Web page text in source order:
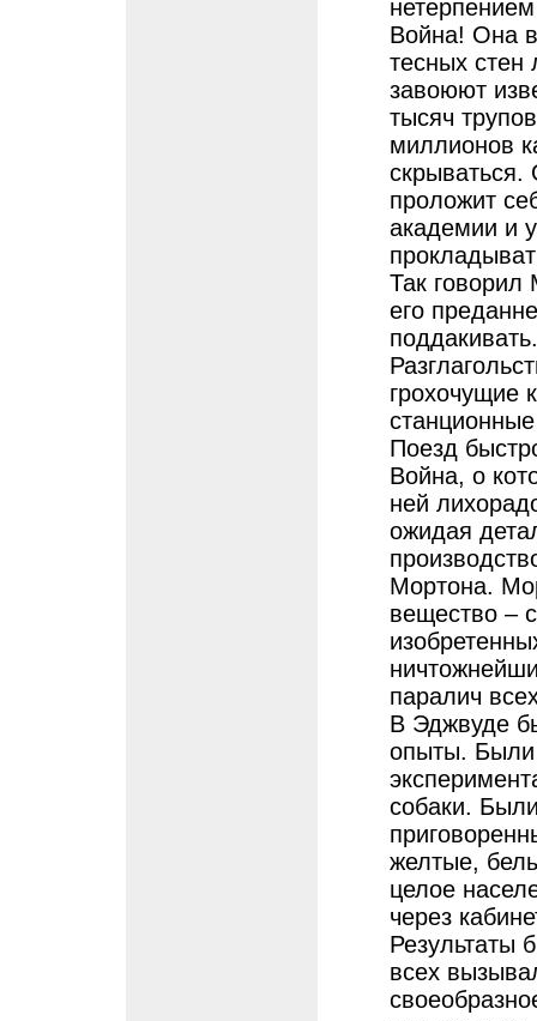
Война! Она
тесных стен
завоюют
тысяч
миллионов
проложит
академии и
Так говорил
его
поддакивать.
грохочущие
Поезд
Война, о
ней
ожидая
Мортона.
вещество –
паралич
В Эджвуде
опыты.
собаки.
желтые,
целое
через
Результаты
всех